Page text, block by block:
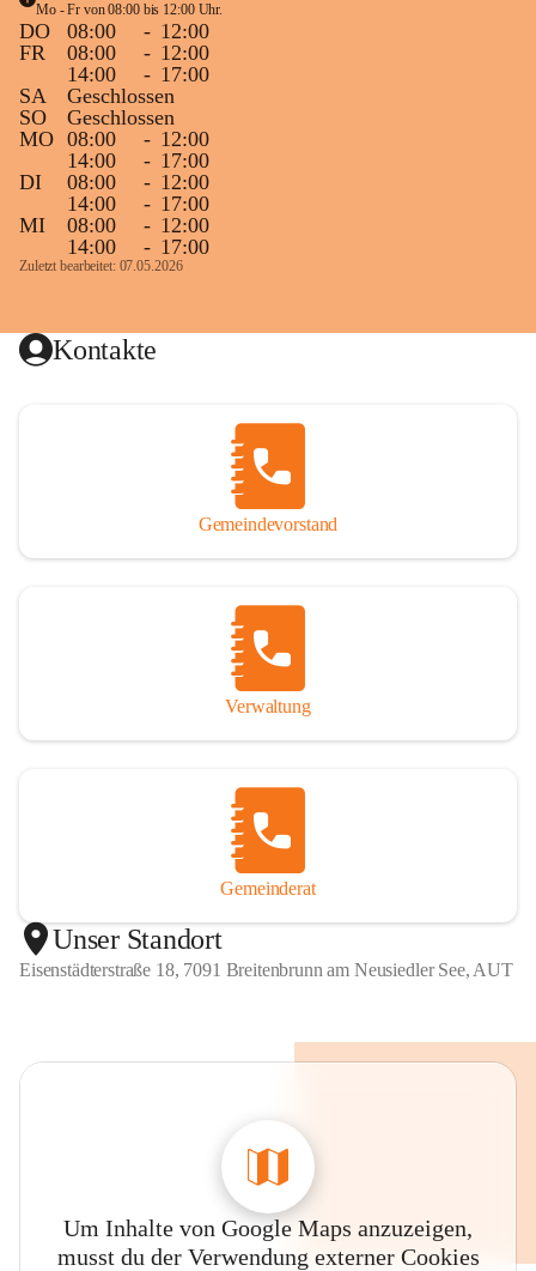
Mo - Fr von 08:00 bis 12:00 Uhr.
DO 08:00 - 12:00
FR
08:00 - 12:00
14:00
- 17:00
SA
Geschlossen
SO
Geschlossen
MO 08:00 - 12:00
14:00
- 17:00
DI
08:00 - 12:00
14:00
- 17:00
MI
08:00 - 12:00
14:00
- 17:00
Zuletzt bearbeitet: 07.05.2026
Kontakte
Gemeindevorstand
Verwaltung
Gemeinderat
Unser Standort
Eisenstädterstraße 18, 7091 Breitenbrunn am Neusiedler See, AUT
Um Inhalte von Google Maps anzuzeigen,
musst du der Verwendung externer Cookies